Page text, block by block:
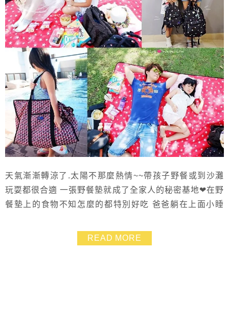
天氣漸漸轉涼了.太陽不那麼熱情~~帶孩子野餐或到沙灘
玩耍都很合適 一張野餐墊就成了全家人的秘密基地❤在野
餐墊上的食物不知怎麼的都特別好吃 爸爸躺在上面小睡
人背一個後背包 讓小孩自己學習獨立準備自己所需要的
東西.也是成長的一步 除了背包、野餐墊之外.浴巾和萬用
READ MORE